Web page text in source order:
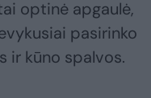
optinė apgaulė,
pasirinko
ir kūno spalvos.